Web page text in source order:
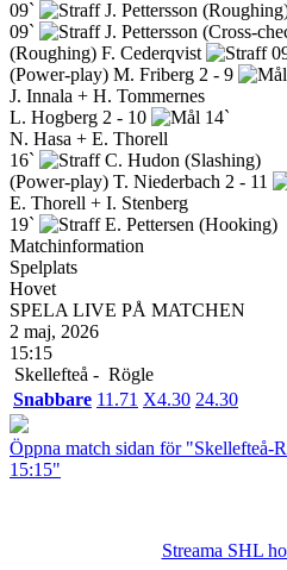
09`
J. Pettersson
09`
J. Pettersson (Cross-
(Roughing) F. Cederqvist
(Power-play) M. Friberg 2 - 9
J. Innala + H. Tommernes
L. Hogberg 2 - 10
14`
N. Hasa + E. Thorell
16`
C. Hudon (Slashing)
(Power-play) T. Niederbach 2 - 11
E. Thorell + I. Stenberg
19`
E. Pettersen (Hooking)
Matchinformation
Spelplats
Hovet
SPELA LIVE PÅ MATCHEN
2 maj, 2026
15:15
Skellefteå - Rögle
Snabbare 11.71 X4.30 24.30
Öppna match sidan för "Skellefteå-
15:15"
Streama SHL